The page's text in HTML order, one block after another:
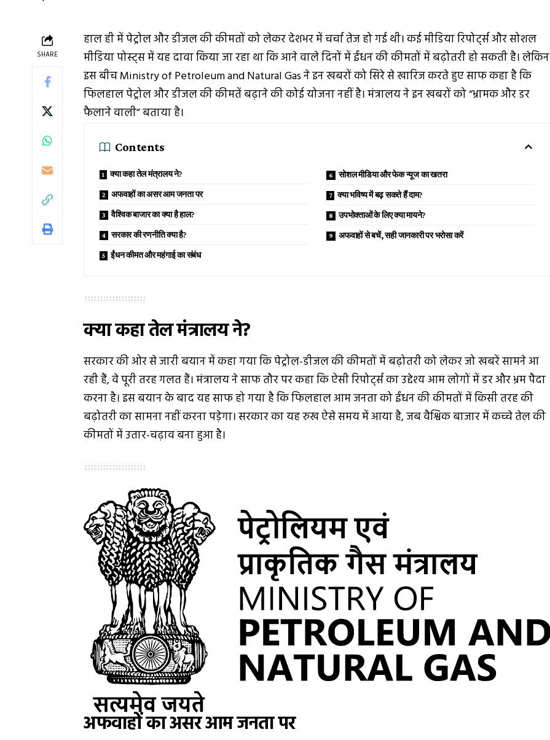
SHARE
हाल ही में पेट्रोल और डीजल की कीमतों को लेकर देशभर में चर्चा तेज हो गई थी। कई मीडिया रिपोर्ट्स और सोशल
मीडिया पोस्ट्स में यह दावा किया जा रहा था कि आने वाले दिनों में ईंधन की कीमतों में बढ़ोतरी हो सकती है। लेकिन
इस बीचMinistry of Petroleum and Natural Gasने इन खबरों को सिरे से खारिज करते हुए साफ कहा है कि
फिलहाल पेट्रोल और डीजल की कीमतें बढ़ाने की कोई योजना नहीं है। मंत्रालय ने इन खबरों को “भ्रामक और डर
फैलाने वाली” बताया है।
Contents
क्या कहा तेल मंत्रालय ने?
अफवाहों का असर आम जनता पर
वैश्विक बाजार का क्या है हाल?
सरकार की रणनीति क्या है?
ईंधन कीमत और महंगाई का संबंध
सोशल मीडिया और फेक न्यूज का खतरा
क्या भविष्य में बढ़ सकते हैं दाम?
उपभोक्ताओं के लिए क्या मायने?
अफवाहों से बचें, सही जानकारी पर भरोसा करें
क्या कहा तेल मंत्रालय ने?
सरकार की ओर से जारी बयान में कहा गया कि पेट्रोल-डीजल की कीमतों में बढ़ोतरी को लेकर जो खबरें सामने आ
रही हैं, वे पूरी तरह गलत हैं। मंत्रालय ने साफ तौर पर कहा कि ऐसी रिपोर्ट्स का उद्देश्य आम लोगों में डर और भ्रम पैदा
करना है। इस बयान के बाद यह साफ हो गया है कि फिलहाल आम जनता को ईंधन की कीमतों में किसी तरह की
बढ़ोतरी का सामना नहीं करना पड़ेगा। सरकार का यह रुख ऐसे समय में आया है, जब वैश्विक बाजार में कच्चे तेल की
कीमतों में उतार-चढ़ाव बना हुआ है।
अफवाहों का असर आम जनता पर